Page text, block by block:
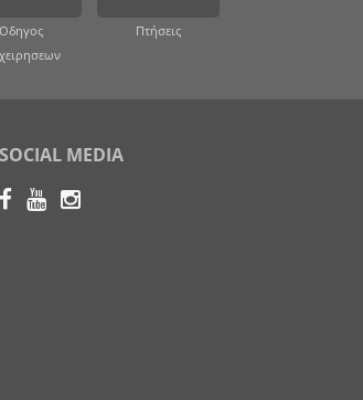
Οδηγος
Πτήσεις
SOCIAL MEDIA